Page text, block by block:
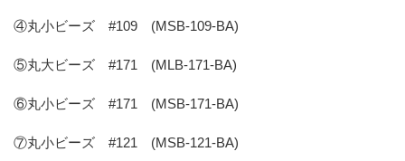
④丸小ビーズ #109 (MSB-109-BA)
⑤丸大ビーズ #171 (MLB-171-BA)
⑥丸小ビーズ #171 (MSB-171-BA)
⑦丸小ビーズ #121 (MSB-121-BA)